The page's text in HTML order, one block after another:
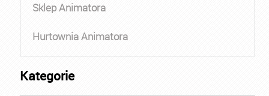
Sklep Animatora
Hurtownia Animatora
Kategorie